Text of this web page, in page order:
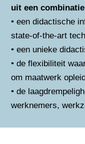
uit een
• een didactische
state-of-the-art
• een unieke
• de flexibiliteit
om maatwerk
• de
werknemers,